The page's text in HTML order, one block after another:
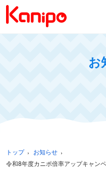
お
トップ
お知らせ
令和8年度カニポ倍率アップキャン